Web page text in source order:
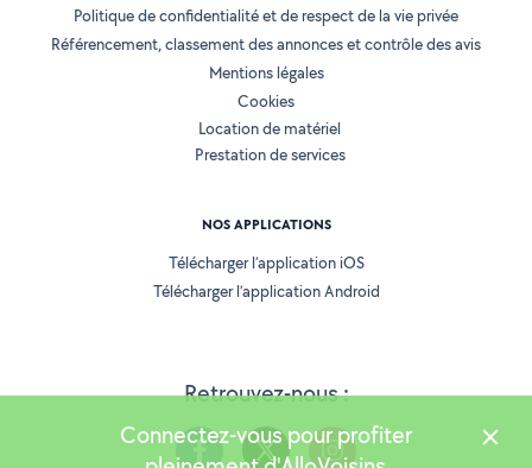
Retrouvez-nous :
Politique de confidentialité et de respect de la vie privée
Référencement, classement des annonces et contrôle des avis
Mentions légales
Cookies
Location de matériel
Prestation de services
NOS APPLICATIONS
Télécharger l’application iOS
Télécharger l’application Android
Connectez-vous pour profiter